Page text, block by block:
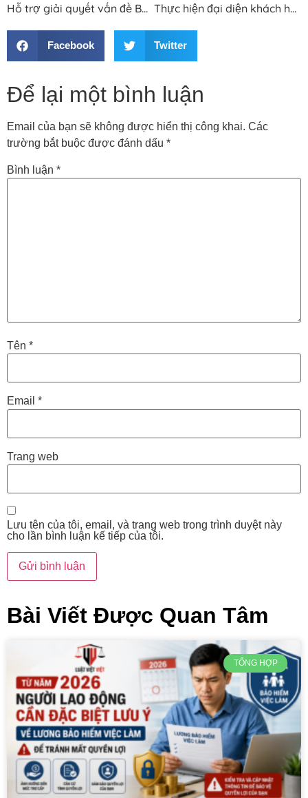
Hỗ trợ giải quyết vấn đề Bồi thường thiệt hại ngoài Hợp đồng do một bên vi phạm Thực hiện đại diện khách hàng tham gia tố tụng để giải quyết các tranh chấp về dân sự
Facebook Twitter
Để lại một bình luận
Email của bạn sẽ không được hiển thị công khai. Các
trường bắt buộc được đánh dấu *
Bình luận *
Tên *
Email *
Trang web
Lưu tên của tôi, email, và trang web trong trình duyệt này
cho lần bình luận kế tiếp của tôi.
Bài Viết Được Quan Tâm
TỔNG HỢP